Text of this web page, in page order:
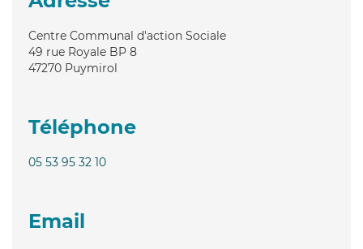
Centre Communal d'action Sociale
49 rue Royale BP 8
47270 Puymirol
Téléphone
05 53 95 32 10
Email